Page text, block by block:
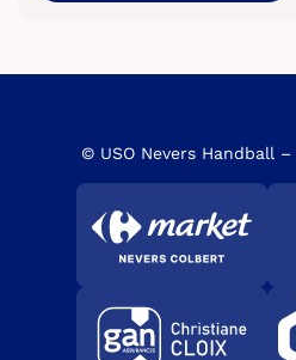
© USO Nevers Handball –